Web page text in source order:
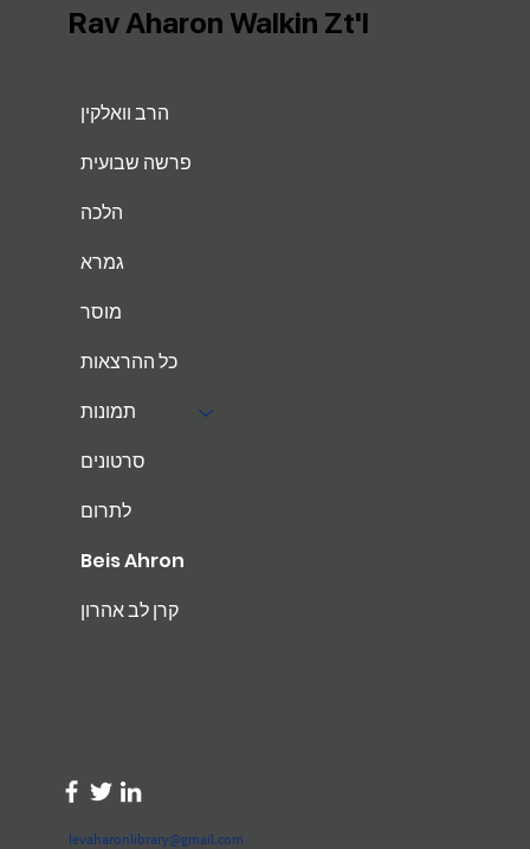
הרב וואלקין
פרשה שבועית
הלכה
גמרא
מוסר
כל ההרצאות
תמונות
סרטונים
לתרום
Beis Ahron
קרן לב אהרון
levaharonlibrary@gmail.com
Rav Aharon Walkin Zt'l